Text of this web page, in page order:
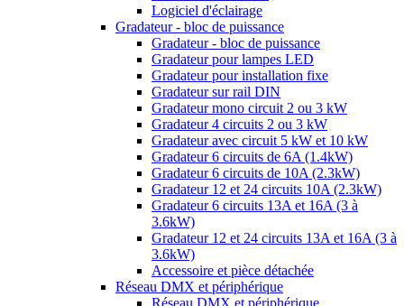
Logiciel d'éclairage
Gradateur - bloc de puissance
Gradateur - bloc de puissance
Gradateur pour lampes LED
Gradateur pour installation fixe
Gradateur sur rail DIN
Gradateur mono circuit 2 ou 3 kW
Gradateur 4 circuits 2 ou 3 kW
Gradateur avec circuit 5 kW et 10 kW
Gradateur 6 circuits de 6A (1.4kW)
Gradateur 6 circuits de 10A (2.3kW)
Gradateur 12 et 24 circuits 10A (2.3kW)
Gradateur 6 circuits 13A et 16A (3 à
3.6kW)
Gradateur 12 et 24 circuits 13A et 16A (3 à
3.6kW)
Accessoire et pièce détachée
Réseau DMX et périphérique
Réseau DMX et périphérique